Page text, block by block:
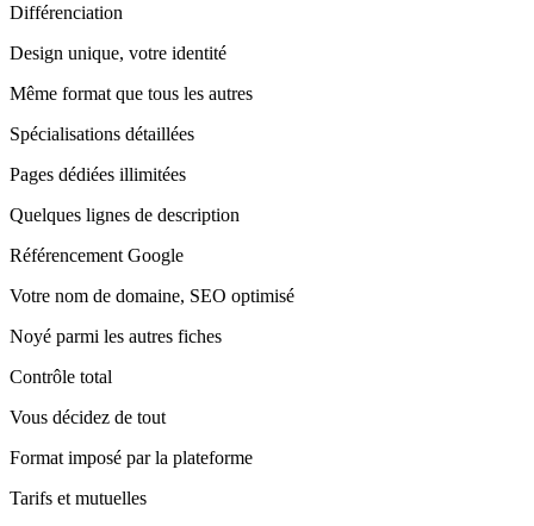
Différenciation
Design unique, votre identité
Même format que tous les autres
Spécialisations détaillées
Pages dédiées illimitées
Quelques lignes de description
Référencement Google
Votre nom de domaine, SEO optimisé
Noyé parmi les autres fiches
Contrôle total
Vous décidez de tout
Format imposé par la plateforme
Tarifs et mutuelles